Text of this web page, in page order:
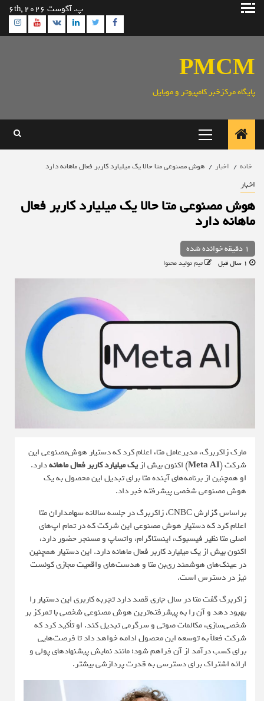
پرش
پ. آگوست 6th, 2026
Facebook
Twitter
Linkedin
VK
PMCM
پایگاه مرکزخبر کامپیوتر و موبایل
اصلی
خانه اخبار هوش مصنوعی متا حالا یک میلیارد کاربر فعال ماهانه دارد
اخبار
هوش مصنوعی متا حالا یک میلیارد کاربر فعال
ماهانه دارد
1 دقیقه خوانده شده
تیم تولید محتوا
مارک زاکربرگ، مدیرعامل متا، اعلام کرد که دستیار هوش‌مصنوعی این
شرکت (Meta AI) اکنون بیش ازیک میلیارد کاربر فعال ماهانهدارد.
او همچنین از برنامه‌های آینده متا برای تبدیل این محصول به یک
هوش مصنوعی شخصی پیشرفته خبر داد.
براساسگزارش CNBC
، زاکربرگ در جلسه سالانه سهامداران متا
اعلام کرد که دستیار هوش مصنو‌عی این شرکت که در تمام اپ‌های
اصلی متا نظیر فیسبوک، اینستاگرام، واتساپ و مسنجر حضور دارد،
اکنون بیش از یک میلیارد کاربر فعال ماهانه دارد. این دستیار همچنین
در عینک‌های هوشمند ری‌بن متا و هدست‌های واقعیت مجازی کوئست
نیز در دسترس است.
زاکربرگ گفت متا در سال جاری قصد دارد تجربه کاربری این دستیار را
بهبود دهد و آن را به پیشرفته‌ترین هوش مصنوعی شخصی با تمرکز بر
شخصی‌سازی، مکالمات صوتی و سرگرمی تبدیل کند. او تأکید کرد که
شرکت فعلاً به توسعه این محصول ادامه خواهد داد تا فرصت‌هایی
برای کسب درآمد از آن فراهم شود؛ مانند نمایش پیشنهادهای پولی و
ارائه اشتراک برای دسترسی به قدرت پردازشی بیشتر.